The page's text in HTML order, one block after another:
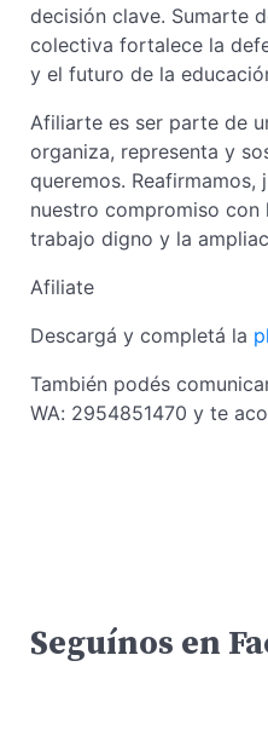
decisión clave. Sumarte
colectiva fortalece la
y el futuro de la
Afiliarte es ser parte de
organiza, representa y
queremos. Reafirmamos,
nuestro compromiso con
trabajo digno y la
Afiliate
Descargá y completá la
También podés
WA: 2954851470 y te
Seguínos en